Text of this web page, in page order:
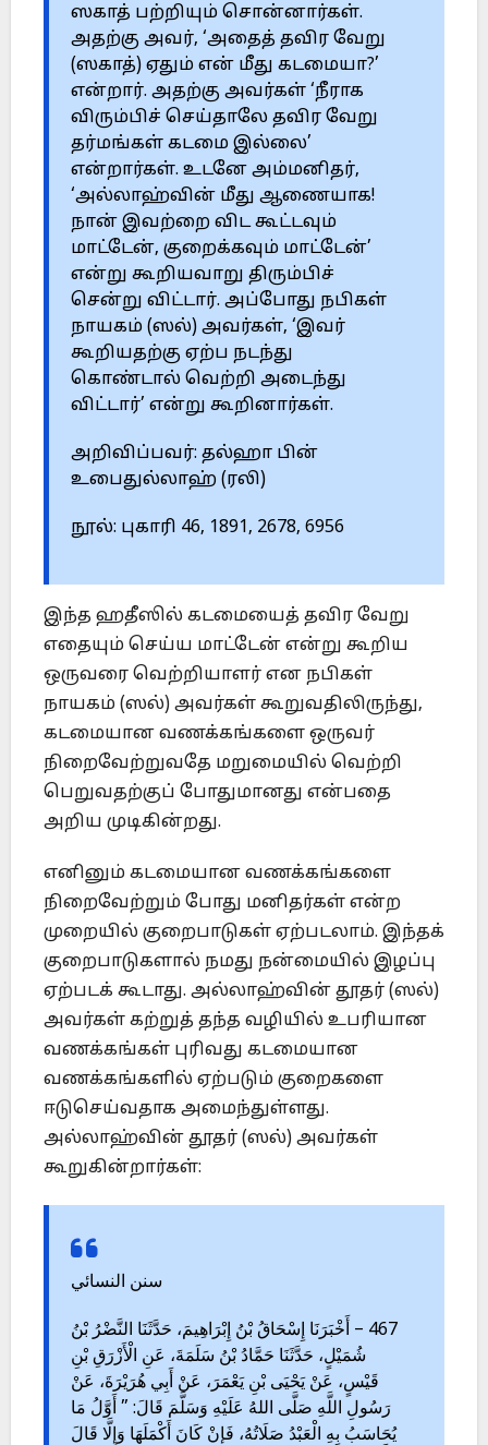
ஸகாத் பற்றியும் சொன்னார்கள்.
அதற்கு அவர், ‘அதைத் தவிர வேறு
(ஸகாத்) ஏதும் என் மீது கடமையா?’
என்றார். அதற்கு அவர்கள் ‘நீராக
விரும்பிச் செய்தாலே தவிர வேறு
தர்மங்கள் கடமை இல்லை’
என்றார்கள். உடனே அம்மனிதர்,
‘அல்லாஹ்வின் மீது ஆணையாக!
நான் இவற்றை விட கூட்டவும்
மாட்டேன், குறைக்கவும் மாட்டேன்’
என்று கூறியவாறு திரும்பிச்
சென்று விட்டார். அப்போது நபிகள்
நாயகம் (ஸல்) அவர்கள், ‘இவர்
கூறியதற்கு ஏற்ப நடந்து
கொண்டால் வெற்றி அடைந்து
விட்டார்’ என்று கூறினார்கள்.
அறிவிப்பவர்: தல்ஹா பின்
உபைதுல்லாஹ் (ரலி)
நூல்: புகாரி 46, 1891, 2678, 6956
இந்த ஹதீஸில் கடமையைத் தவிர வேறு
எதையும் செய்ய மாட்டேன் என்று கூறிய
ஒருவரை வெற்றியாளர் என நபிகள்
நாயகம் (ஸல்) அவர்கள் கூறுவதிலிருந்து,
கடமையான வணக்கங்களை ஒருவர்
நிறைவேற்றுவதே மறுமையில் வெற்றி
பெறுவதற்குப் போதுமானது என்பதை
அறிய முடிகின்றது.
எனினும் கடமையான வணக்கங்களை
நிறைவேற்றும் போது மனிதர்கள் என்ற
முறையில் குறைபாடுகள் ஏற்படலாம். இந்தக்
குறைபாடுகளால் நமது நன்மையில் இழப்பு
ஏற்படக் கூடாது. அல்லாஹ்வின் தூதர் (ஸல்)
அவர்கள் கற்றுத் தந்த வழியில் உபரியான
வணக்கங்கள் புரிவது கடமையான
வணக்கங்களில் ஏற்படும் குறைகளை
ஈடுசெய்வதாக அமைந்துள்ளது.
அல்லாஹ்வின் தூதர் (ஸல்) அவர்கள்
கூறுகின்றார்கள்:
سنن النسائي
467 – أَخْبَرَنَا إِسْحَاقُ بْنُ إِبْرَاهِيمَ، حَدَّثَنَا النَّضْرُ بْنُ
شُمَيْلٍ، حَدَّثَنَا حَمَّادُ بْنُ سَلَمَةَ، عَنِ الْأَزْرَقِ بْنِ
قَيْسٍ، عَنْ يَحْيَى بْنِ يَعْمَرَ، عَنْ أَبِي هُرَيْرَةَ، عَنْ
رَسُولِ اللَّهِ صَلَّى اللهُ عَلَيْهِ وَسَلَّمَ قَالَ: ” أَوَّلُ مَا
يُحَاسَبُ بِهِ الْعَبْدُ صَلَاتُهُ، فَإِنْ كَانَ أَكْمَلَهَا وَإِلَّا قَالَ